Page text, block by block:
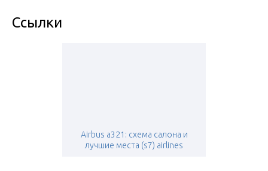
Ссылки
Airbus a321: схема салона и
лучшие места (s7) airlines